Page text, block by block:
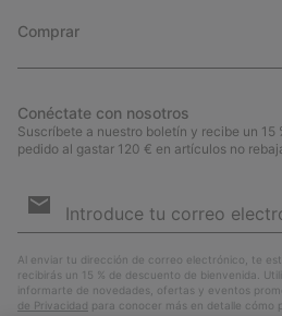
Comprar
Conéctate con nosotros
Suscríbete a nuestro boletín y recibe un 15
pedido al gastar 120 € en artículos no
de
Al enviar tu dirección de correo electrónico, te
recibirás un 15 % de descuento de bienvenida.
informarte de novedades, ofertas y eventos
de Privacidad para conocer más en detalle cómo